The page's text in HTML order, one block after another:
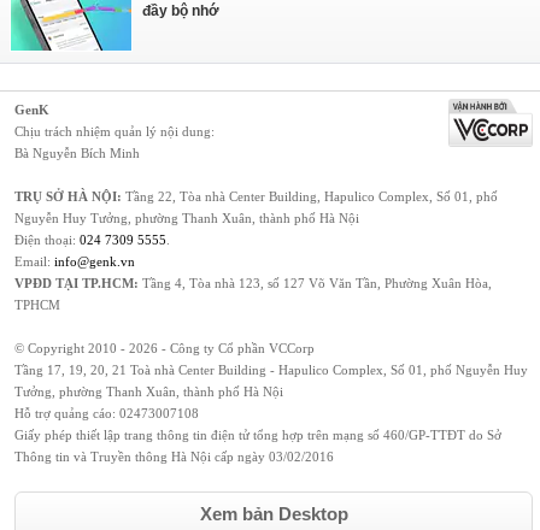
đầy bộ nhớ
GenK
Chịu trách nhiệm quản lý nội dung:
Bà Nguyễn Bích Minh
TRỤ SỞ HÀ NỘI: Tầng 22, Tòa nhà Center Building, Hapulico Complex, Số 01, phố
Nguyễn Huy Tưởng, phường Thanh Xuân, thành phố Hà Nội
Điện thoại: 024 7309 5555
Email: info@genk.vn
VPĐD TẠI TP.HCM: Tầng 4, Tòa nhà 123, số 127 Võ Văn Tần, Phường Xuân Hòa,
TPHCM
© Copyright 2010 - 2026 - Công ty Cổ phần VCCorp
Tầng 17, 19, 20, 21 Toà nhà Center Building - Hapulico Complex, Số 01, phố Nguyễn Huy
Tưởng, phường Thanh Xuân, thành phố Hà Nội
Hỗ trợ quảng cáo: 02473007108
Giấy phép thiết lập trang thông tin điện tử tổng hợp trên mạng số 460/GP-TTĐT do Sở
Thông tin và Truyền thông Hà Nội cấp ngày 03/02/2016
Xem bản Desktop